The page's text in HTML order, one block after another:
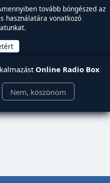
tovább böngészed az
használatára vonatkozó
Online Radio Box
Nem, köszönöm